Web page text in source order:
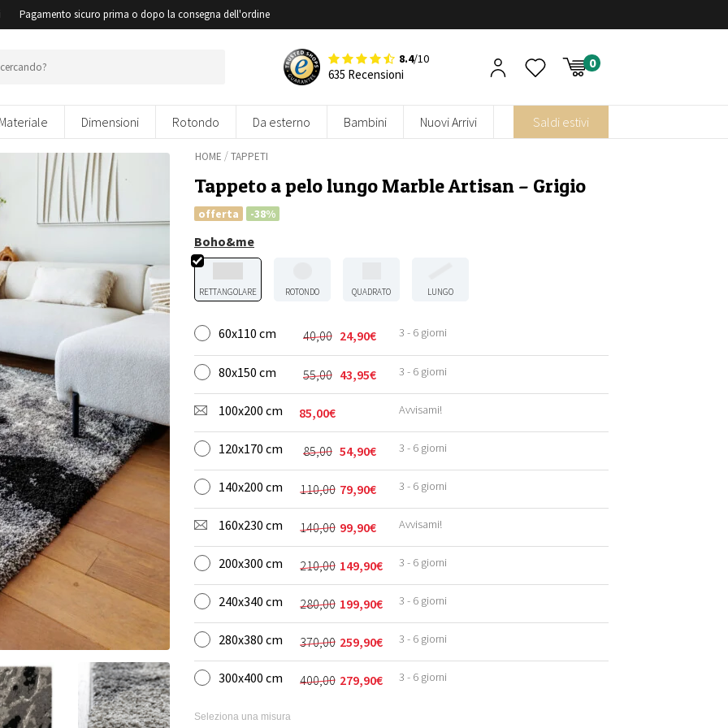
Pagamento sicuro prima o dopo la consegna dell'ordine
8.4/10
635 Recensioni
Materiale Dimensioni Rotondo Da esterno Bambini Nuovi Arrivi Saldi estivi
HOME /TAPPETI
Tappeto a pelo lungo Marble Artisan – Grigio
offerta -38%
Boho&me
RETTANGOLARE ROTONDO QUADRATO LUNGO
60x110 cm 40,00
Il
prezzo
originale
era:
40,00€.
24,90€
Il
prezzo
attuale
è:
24,90€.
3 - 6 giorni
80x150 cm 55,00
Il
prezzo
originale
era:
55,00€.
43,95€
Il
prezzo
attuale
è:
43,95€.
3 - 6 giorni
100x200 cm 85,00€ Avvisami!
120x170 cm 85,00
Il
prezzo
originale
era:
85,00€.
54,90€
Il
prezzo
attuale
è:
54,90€.
3 - 6 giorni
140x200 cm 110,00
Il
prezzo
originale
era:
110,00€.
79,90€
Il
prezzo
attuale
è:
79,90€.
3 - 6 giorni
160x230 cm 140,00
Il
prezzo
originale
era:
140,00€.
99,90€
Il
prezzo
attuale
è:
99,90€.
Avvisami!
200x300 cm 210,00
Il
prezzo
originale
era:
210,00€.
149,90€
Il
prezzo
attuale
è:
149,90€.
3 - 6 giorni
240x340 cm 280,00
Il
prezzo
originale
era:
280,00€.
199,90€
Il
prezzo
attuale
è:
199,90€.
3 - 6 giorni
280x380 cm 370,00
Il
prezzo
originale
259,90€
Il
prezzo
attuale
3 - 6 giorni
300x400 cm 400,00
Il 279,90€
Il 3 - 6 giorni
Seleziona una misura